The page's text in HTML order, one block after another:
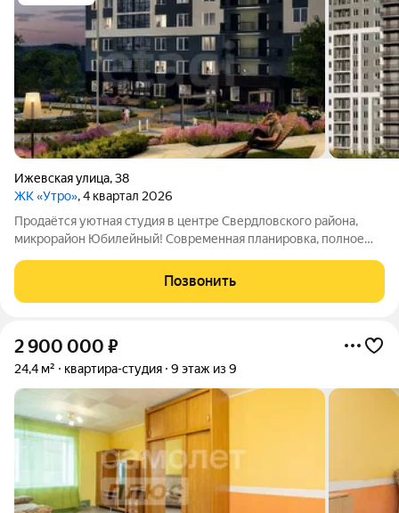
Ижевская улица,38
ЖК «Утро», 4 квартал 2026
Продаётся уютная студия в центре Свердловского района,
микрорайон Юбилейный! Современная планировка, полное
Отличная жилая площадь с продуманным пространством и
качественным ремонтом.
Позвонить
2 900 000 ₽
24,4 м² квартира-студия 9 этаж из 9